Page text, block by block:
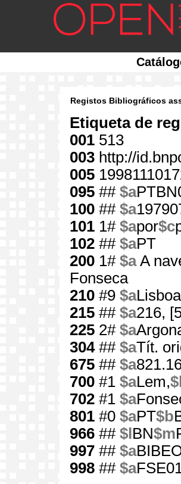
Registos Bibliográficos
Etiqueta de
001 513
003 http://
005
095 ## $a
100 ## $a
101 1# $apor$c
102 ## $aPT
200 1# $aA
Fonseca
210 #9 $aLisboa
215 ## $a216,
225 2# $a
304## $aTít.
675 ## $a
700 #1 $aLem,
702 #1 $a
801 #0 $aPT$b
966 ## $l BN$m
997 ## $a
998 ## $a